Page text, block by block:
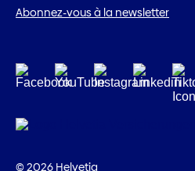
Abonnez-vous à la newsletter
© 2026 Helvetia